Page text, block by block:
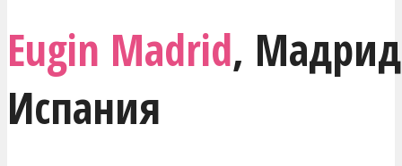
Eugin Madrid, Мадрид
Испания